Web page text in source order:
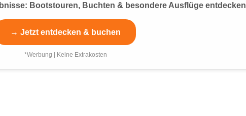
Bootstouren, Buchten & besondere Ausflüge entdecken
→ Jetzt entdecken & buchen
*Werbung | Keine Extrakosten